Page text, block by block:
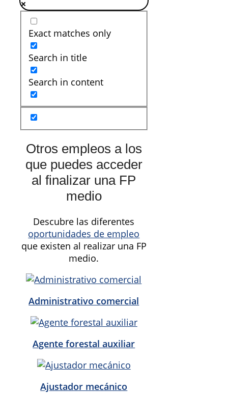
Exact matches only
Search in title
Search in content
Otros empleos a los
que puedes acceder
al finalizar una FP
medio
Descubre las diferentes
oportunidades de empleo
que existen al realizar una FP
medio.
Administrativo comercial
Agente forestal auxiliar
Ajustador mecánico